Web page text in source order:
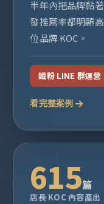
半年內把品牌黏
發推薦率都明顯
位品牌 KOC。
鐵粉 LINE 群運營
看完整案例
615篇
店長 KOC 內容產出